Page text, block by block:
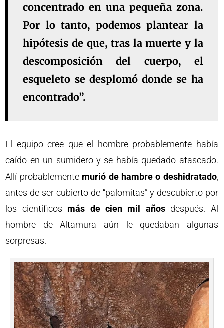
concentrado en una pequeña zona.
Por lo tanto, podemos plantear la
hipótesis de que, tras la muerte y la
descomposición del cuerpo, el
esqueleto se desplomó donde se ha
encontrado”.
El equipo cree que el hombre probablemente había
caído en un sumidero y se había quedado atascado.
Allí probablemente murió de hambre o deshidratado,
antes de ser cubierto de “palomitas” y descubierto por
los científicos más de cien mil añosdespués. Al
hombre de Altamura aún le quedaban algunas
sorpresas.